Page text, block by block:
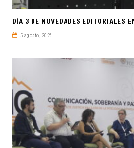
DÍA 3 DE NOVEDADES EDITORIALES
5 agosto, 2026